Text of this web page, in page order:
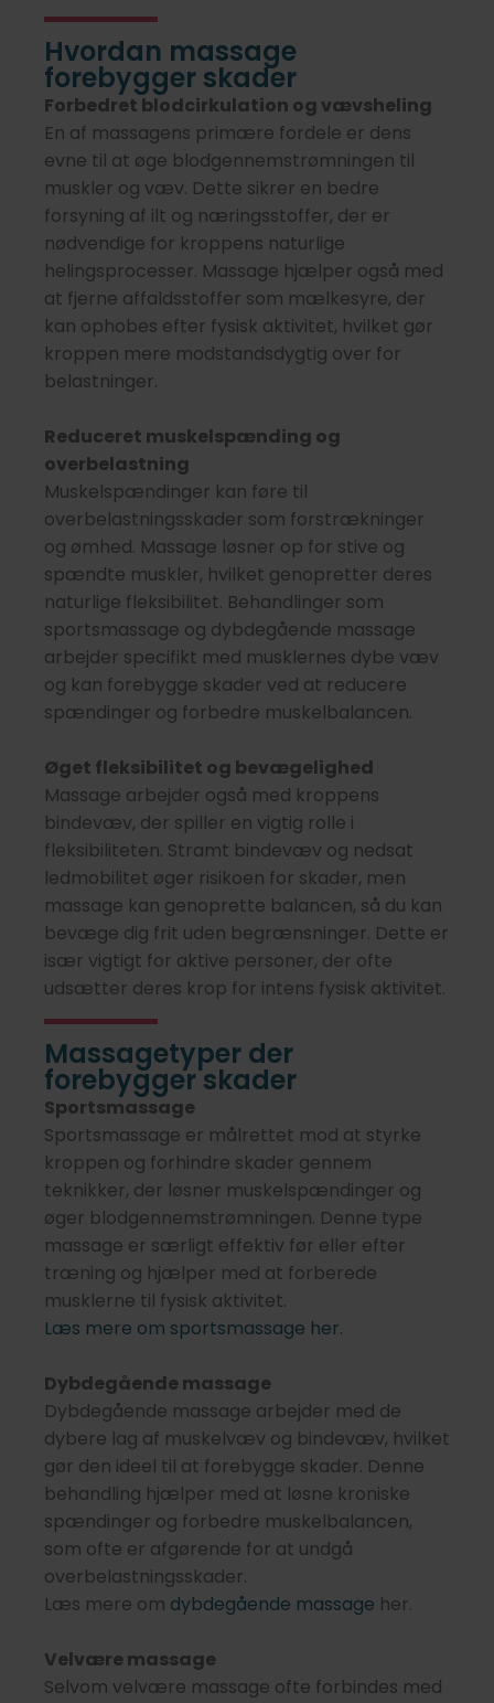
Hvordan massage
forebygger skader
Forbedret blodcirkulation og vævsheling
En af massagens primære fordele er dens
evne til at øge blodgennemstrømningen til
muskler og væv. Dette sikrer en bedre
forsyning af ilt og næringsstoffer, der er
nødvendige for kroppens naturlige
helingsprocesser. Massage hjælper også med
at fjerne affaldsstoffer som mælkesyre, der
kan ophobes efter fysisk aktivitet, hvilket gør
kroppen mere modstandsdygtig over for
belastninger.
Reduceret muskelspænding og
overbelastning
Muskelspændinger kan føre til
overbelastningsskader som forstrækninger
og ømhed. Massage løsner op for stive og
spændte muskler, hvilket genopretter deres
naturlige fleksibilitet. Behandlinger som
sportsmassage og dybdegående massage
arbejder specifikt med musklernes dybe væv
og kan forebygge skader ved at reducere
spændinger og forbedre muskelbalancen.
Øget fleksibilitet og bevægelighed
Massage arbejder også med kroppens
bindevæv, der spiller en vigtig rolle i
fleksibiliteten. Stramt bindevæv og nedsat
ledmobilitet øger risikoen for skader, men
massage kan genoprette balancen, så du kan
bevæge dig frit uden begrænsninger. Dette er
især vigtigt for aktive personer, der ofte
udsætter deres krop for intens fysisk aktivitet.
Massagetyper der
forebygger skader
Sportsmassage
Sportsmassage er målrettet mod at styrke
kroppen og forhindre skader gennem
teknikker, der løsner muskelspændinger og
øger blodgennemstrømningen. Denne type
massage er særligt effektiv før eller efter
træning og hjælper med at forberede
musklerne til fysisk aktivitet.
Læs mere om sportsmassage her.
Dybdegående massage
Dybdegående massage arbejder med de
dybere lag af muskelvæv og bindevæv, hvilket
gør den ideel til at forebygge skader. Denne
behandling hjælper med at løsne kroniske
spændinger og forbedre muskelbalancen,
som ofte er afgørende for at undgå
overbelastningsskader.
Læs mere om dybdegående massage her.
Velvære massage
Selvom velvære massage ofte forbindes med